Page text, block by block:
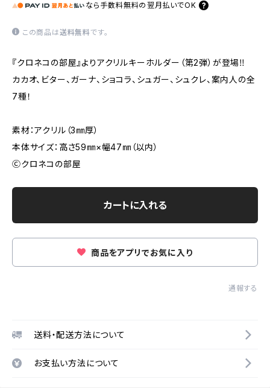
なら 手数料無料の 翌月払いでOK
この商品は送料無料です。
『クロネコの部屋』よりアクリルキーホルダー（第2弾）が登場‼
カカオ、ビター、ガーナ、ショコラ、シュガー、シュクレ、案内人の全
7種！
素材：アクリル（3㎜厚）
本体サイズ：高さ59㎜×幅47㎜（以内）
Ⓒクロネコの部屋
カートに入れる
商品をアプリでお気に入り
通報する
送料・配送方法について
お支払い方法について